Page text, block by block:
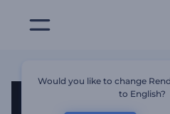
Would you like to change
to English?